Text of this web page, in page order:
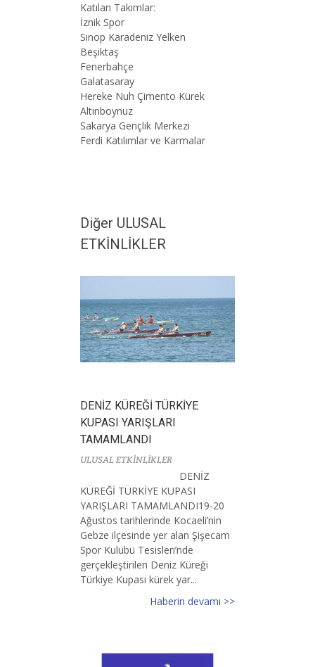
Katılan Takımlar:
İznik Spor
Sinop Karadeniz Yelken
Beşiktaş
Fenerbahçe
Galatasaray
Hereke Nuh Çimento Kürek
Altınboynuz
Sakarya Gençlik Merkezi
Ferdi Katılımlar ve Karmalar
Diğer ULUSAL
ETKİNLİKLER
DENİZ KÜREĞİ TÜRKİYE
KUPASI YARIŞLARI
TAMAMLANDI
ULUSAL ETKİNLİKLER
DENİZ
KÜREĞİ TÜRKİYE KUPASI
YARIŞLARI TAMAMLANDI19-20
Ağustos tarihlerinde Kocaeli’nin
Gebze ilçesinde yer alan Şişecam
Spor Kulübü Tesisleri’nde
gerçekleştirilen Deniz Küreği
Türkiye Kupası kürek yar...
Haberin devamı >>